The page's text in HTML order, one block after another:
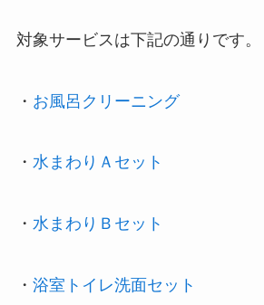
対象サービスは下記の通りです。
・ お風呂クリーニング
・ 水まわりＡセット
・ 水まわりＢセット
・ 浴室トイレ洗面セット